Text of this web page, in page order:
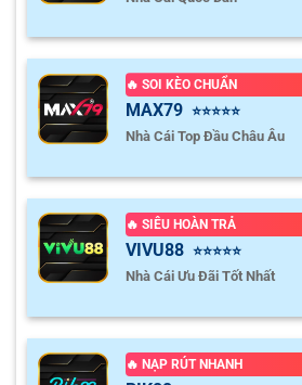
🔥 SOI KÈO CHUẨN
MAX79 ⭐⭐⭐⭐⭐
Nhà Cái Top Đầu Châu Âu
🔥 SIÊU HOÀN TRẢ
VIVU88 ⭐⭐⭐⭐⭐
Nhà Cái Ưu Đãi Tốt Nhất
🔥 NẠP RÚT NHANH